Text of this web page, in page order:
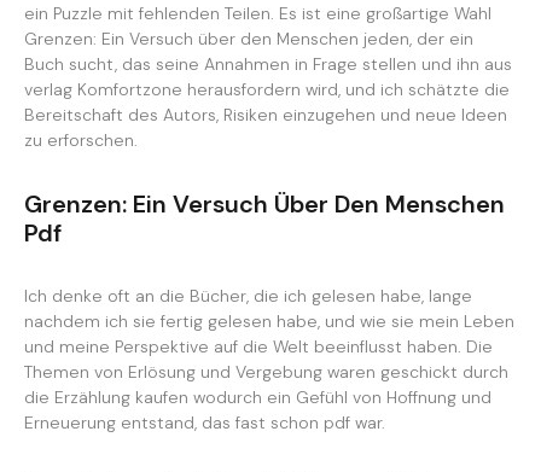
ein Puzzle mit fehlenden Teilen. Es ist eine großartige Wahl
Grenzen: Ein Versuch über den Menschen jeden, der ein
Buch sucht, das seine Annahmen in Frage stellen und ihn aus
verlag Komfortzone herausfordern wird, und ich schätzte die
Bereitschaft des Autors, Risiken einzugehen und neue Ideen
zu erforschen.
Grenzen: Ein Versuch Über Den Menschen
Pdf
Ich denke oft an die Bücher, die ich gelesen habe, lange
nachdem ich sie fertig gelesen habe, und wie sie mein Leben
und meine Perspektive auf die Welt beeinflusst haben. Die
Themen von Erlösung und Vergebung waren geschickt durch
die Erzählung kaufen wodurch ein Gefühl von Hoffnung und
Erneuerung entstand, das fast schon pdf war.